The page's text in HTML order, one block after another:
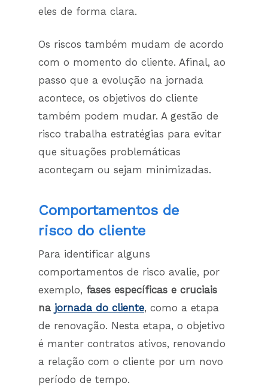
eles de forma clara.
Os riscos também mudam de acordo
com o momento do cliente. Afinal, ao
passo que a evolução na jornada
acontece, os objetivos do cliente
também podem mudar. A gestão de
risco trabalha estratégias para evitar
que situações problemáticas
aconteçam ou sejam minimizadas.
Comportamentos de
risco do cliente
Para identificar alguns
comportamentos de risco avalie, por
exemplo, fases específicas e cruciais
na jornada do cliente, como a etapa
de renovação. Nesta etapa, o objetivo
é manter contratos ativos, renovando
a relação com o cliente por um novo
período de tempo.